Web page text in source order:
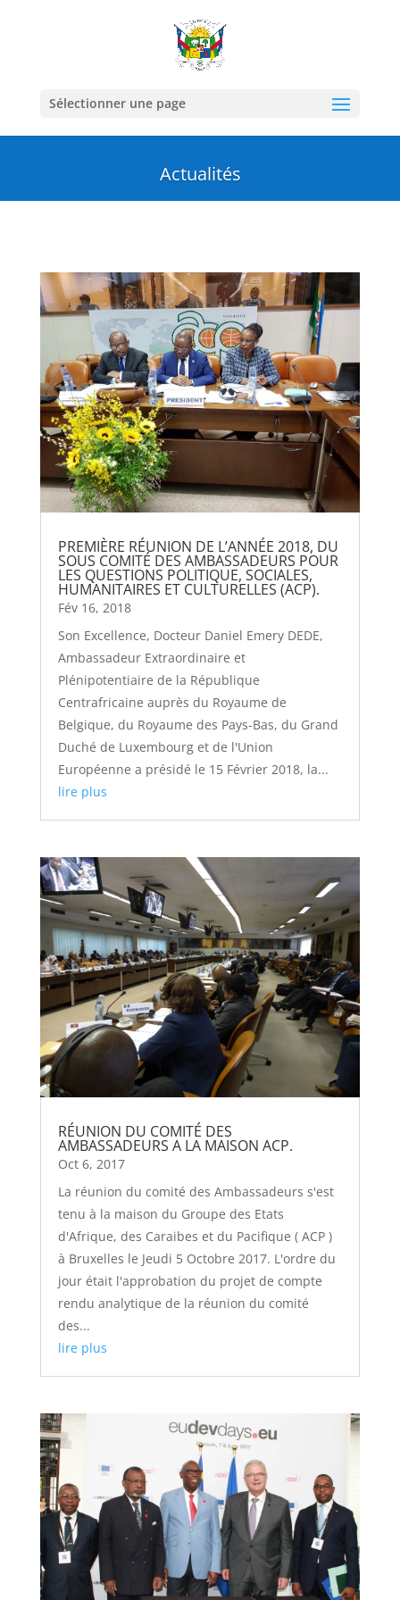
Sélectionner une page
Actualités
PREMIÈRE RÉUNION DE L’ANNÉE 2018, DU
SOUS COMITÉ DES AMBASSADEURS POUR
LES QUESTIONS POLITIQUE, SOCIALES,
HUMANITAIRES ET CULTURELLES (ACP).
Fév 16, 2018
Son Excellence, Docteur Daniel Emery DEDE,
Ambassadeur Extraordinaire et
Plénipotentiaire de la République
Centrafricaine auprès du Royaume de
Belgique, du Royaume des Pays-Bas, du Grand
Duché de Luxembourg et de l'Union
Européenne a présidé le 15 Février 2018, la...
lire plus
RÉUNION DU COMITÉ DES
AMBASSADEURS A LA MAISON ACP.
Oct 6, 2017
La réunion du comité des Ambassadeurs s'est
tenu à la maison du Groupe des Etats
d'Afrique, des Caraibes et du Pacifique ( ACP )
à Bruxelles le Jeudi 5 Octobre 2017. L'ordre du
jour était l'approbation du projet de compte
rendu analytique de la réunion du comité
des...
lire plus